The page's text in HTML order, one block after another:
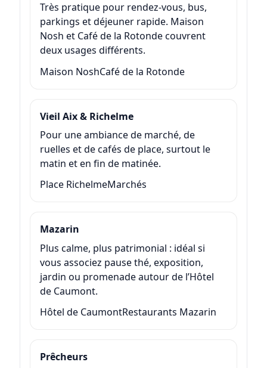
Très pratique pour rendez-vous, bus,
parkings et déjeuner rapide. Maison
Nosh et Café de la Rotonde couvrent
deux usages différents.
Maison NoshCafé de la Rotonde
Vieil Aix & Richelme
Pour une ambiance de marché, de
ruelles et de cafés de place, surtout le
matin et en fin de matinée.
Place RichelmeMarchés
Mazarin
Plus calme, plus patrimonial : idéal si
vous associez pause thé, exposition,
jardin ou promenade autour de l’Hôtel
de Caumont.
Hôtel de CaumontRestaurants Mazarin
Prêcheurs